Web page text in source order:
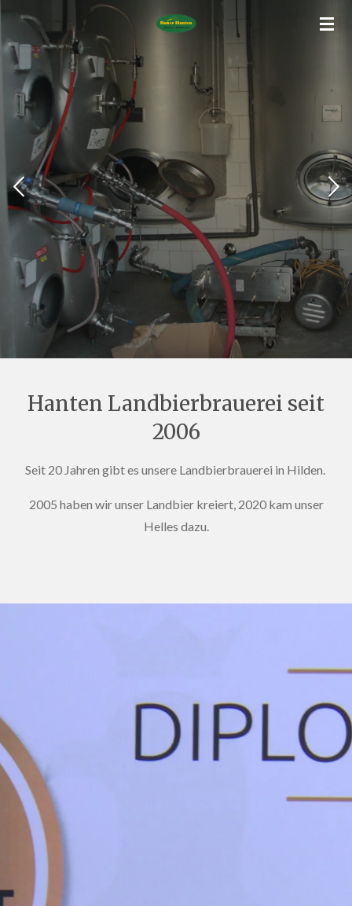
Zum
Hauptinhalt
springen
Hanten Landbierbrauerei seit
2006
Seit 20 Jahren gibt es unsere Landbierbrauerei in Hilden.
2005 haben wir unser Landbier kreiert, 2020 kam unser
Helles dazu.